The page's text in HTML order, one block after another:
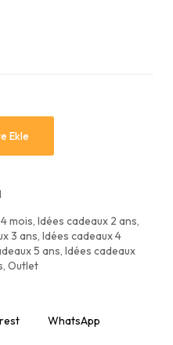
Ekle
mois, Idées cadeaux 2 ans,
3 ans, Idées cadeaux 4
5 ans, Idées cadeaux
, Outlet
WhatsApp